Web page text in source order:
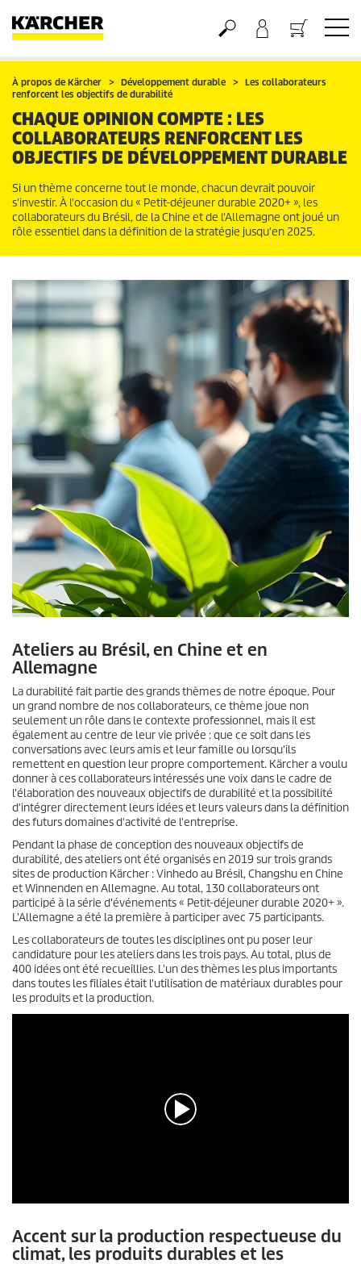
Panier
À propos de Kärcher Développement durable
Les collaborateurs
renforcent les objectifs de durabilité
CHAQUE OPINION COMPTE : LES
COLLABORATEURS RENFORCENT LES
OBJECTIFS DE DÉVELOPPEMENT DURABLE
Si un thème concerne tout le monde, chacun devrait pouvoir
s'investir. À l'occasion du « Petit-déjeuner durable 2020+ », les
collaborateurs du Brésil, de la Chine et de l'Allemagne ont joué un
rôle essentiel dans la définition de la stratégie jusqu'en 2025.
Ateliers au Brésil, en Chine et en
Allemagne
La durabilité fait partie des grands thèmes de notre époque. Pour
un grand nombre de nos collaborateurs, ce thème joue non
seulement un rôle dans le contexte professionnel, mais il est
également au centre de leur vie privée : que ce soit dans les
conversations avec leurs amis et leur famille ou lorsqu'ils
remettent en question leur propre comportement. Kärcher a voulu
donner à ces collaborateurs intéressés une voix dans le cadre de
l'élaboration des nouveaux objectifs de durabilité et la possibilité
d'intégrer directement leurs idées et leurs valeurs dans la définition
des futurs domaines d'activité de l'entreprise.
Pendant la phase de conception des nouveaux objectifs de
durabilité, des ateliers ont été organisés en 2019 sur trois grands
sites de production Kärcher : Vinhedo au Brésil, Changshu en Chine
et Winnenden en Allemagne. Au total, 130 collaborateurs ont
participé à la série d'événements « Petit-déjeuner durable 2020+ ».
L'Allemagne a été la première à participer avec 75 participants.
Les collaborateurs de toutes les disciplines ont pu poser leur
candidature pour les ateliers dans les trois pays. Au total, plus de
400 idées ont été recueillies. L'un des thèmes les plus importants
dans toutes les filiales était l'utilisation de matériaux durables pour
les produits et la production.
e
c
o
Accent sur la production respectueuse du
climat, les produits durables et les